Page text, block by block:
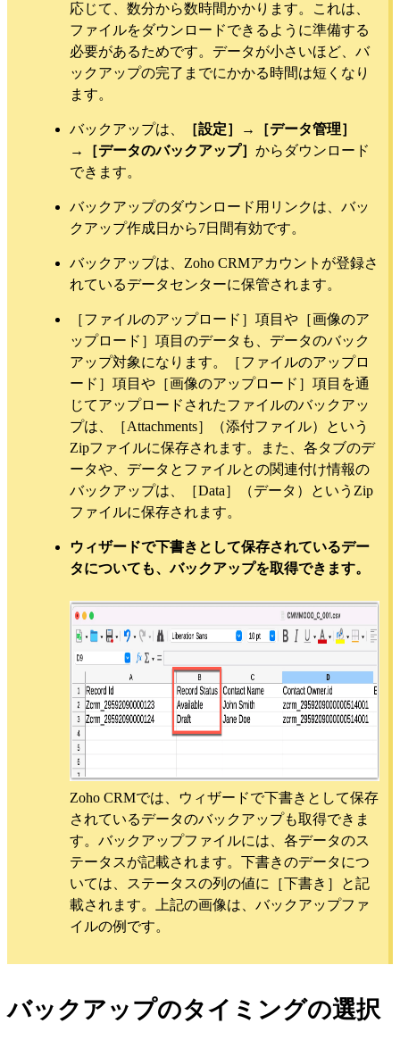
応じて、数分から数時間かかります。これは、
ファイルをダウンロードできるように準備する
必要があるためです。データが小さいほど、バ
ックアップの完了までにかかる時間は短くなり
ます。
バックアップは、 ［設定］ →
［データ管理］
→
［データのバックアップ］ からダウンロード
できます。
バックアップのダウンロード用リンクは、バッ
クアップ作成日から7日間有効です。
バックアップは、Zoho CRMアカウントが登録さ
れているデータセンターに保管されます。
［ファイルのアップロード］項目や［画像のア
ップロード］項目のデータも、データのバック
アップ対象になります。［ファイルのアップロ
ード］項目や［画像のアップロード］項目を通
じてアップロードされたファイルのバックアッ
プは、［Attachments］（添付ファイル）という
Zipファイルに保存されます。また、各タブのデ
ータや、データとファイルとの関連付け情報の
バックアップは、［Data］（データ）というZip
ファイルに保存されます。
ウィザードで下書きとして保存されているデー
タについても、バックアップを取得できます。
Zoho CRMでは、ウィザードで下書きとして保存
されているデータのバックアップも取得できま
す。バックアップファイルには、各データのス
テータスが記載されます。下書きのデータにつ
いては、ステータスの列の値に［下書き］と記
載されます。上記の画像は、バックアップファ
イルの例です。
バックアップのタイミングの選択